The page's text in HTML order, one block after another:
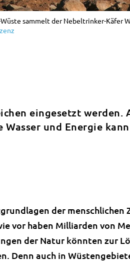
sammelt der Nebeltrinker-Käfer
eingesetzt werden.
Wasser und Energie
der menschlichen
vor haben Milliarden von
der Natur könnten zur
Denn auch in